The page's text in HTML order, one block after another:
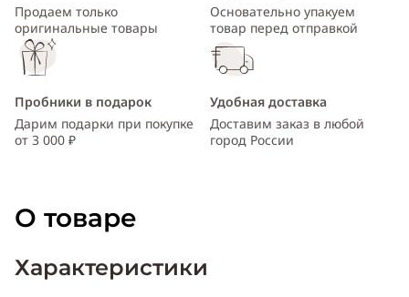
Продаем только
оригинальные товары
Основательно упакуем
товар перед отправкой
Пробники в подарок
Дарим подарки при покупке
от 3 000 ₽
Удобная доставка
Доставим заказ в любой
город России
О товаре
Характеристики